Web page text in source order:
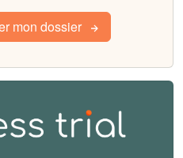
mon dossier